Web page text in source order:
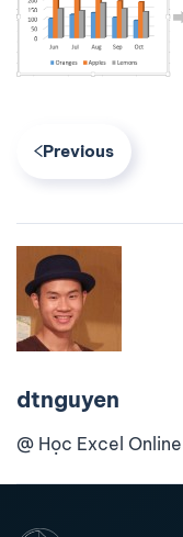
Previous
dtnguyen
@ Học Excel